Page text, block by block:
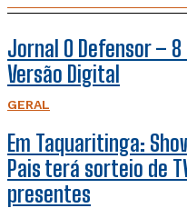
Jornal O Defensor –
Versão Digital
GERAL
Em Taquaritinga:
Pais terá sorteio de
presentes